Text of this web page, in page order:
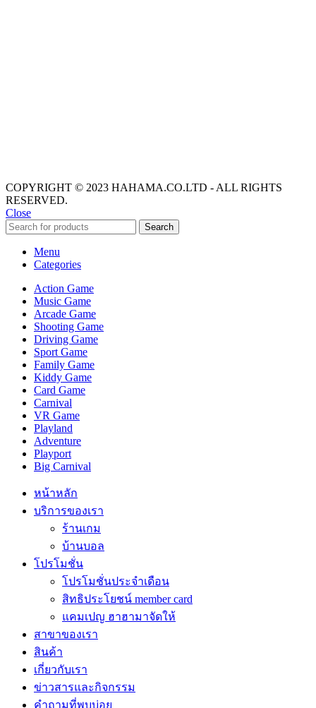
COPYRIGHT © 2023 HAHAMA.CO.LTD - ALL RIGHTS
RESERVED.
Close
Search
Menu
Categories
Action Game
Music Game
Arcade Game
Shooting Game
Driving Game
Sport Game
Family Game
Kiddy Game
Card Game
Carnival
VR Game
Playland
Adventure
Playport
Big Carnival
หน้าหลัก
บริการของเรา
ร้านเกม
บ้านบอล
โปรโมชั่น
โปรโมชั่นประจำเดือน
สิทธิประโยชน์ member card
แคมเปญ ฮาฮามาจัดให้
สาขาของเรา
สินค้า
เกี่ยวกับเรา
ข่าวสารและกิจกรรม
คำถามที่พบบ่อย